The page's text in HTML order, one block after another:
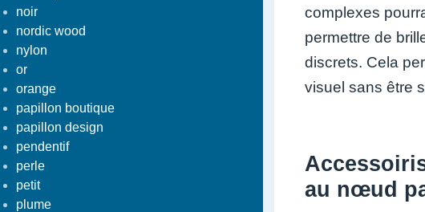
noir
nordic wood
nylon
or
orange
papillon boutique
papillon design
pendentif
perle
petit
plume
complexes
permettre de
discrets. Cela
visuel sans être
au nœud